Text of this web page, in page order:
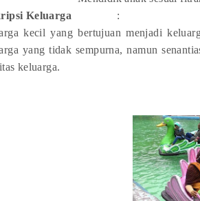
Keluarga
:
kecil yang bertujuan menjadi
yang tidak sempurna, namun
keluarga.